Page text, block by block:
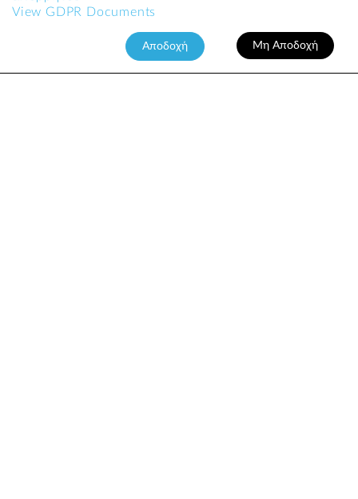
θεραπεία, αιτίες, κοτσι, μέγας δάχτυλος
View GDPR Documents
Μη Αποδοχή
Αποδοχή